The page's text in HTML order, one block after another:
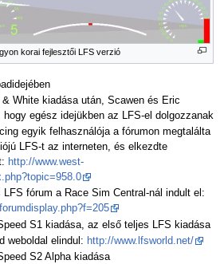
korai fejlesztői LFS verzió
White kiadása után, Scawen és Eric
hogy egész idejükben az LFS-el dolgozzanak
egyik felhasználója a fórumon megtalálta
LFS-t az interneten, és elkezdte
http://www.west-
LFS fórum a Race Sim Central-nál indult el:
S1 kiadása, az első teljes LFS kiadása
weboldal elindul: http://www.lfsworld.net/
S2 Alpha kiadása